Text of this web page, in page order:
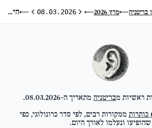
בריטניה⟵מרץ 2026 ⟵היום הקודם
08.03.2026 היום הבא
⟵ היום שבו נקבע יורשו של ח'אמנאי
ראשיות מבריטניה מתאריך ה-08.03.2026
.
כותרות ממקורות רבים, לפי סדר כרונולוגי, כפי
שהופיעו ונעלמו לאורך היום.